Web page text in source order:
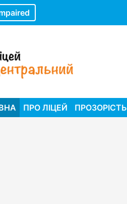
ПРО ЛІЦЕЙ ПРОЗОРІСТЬ